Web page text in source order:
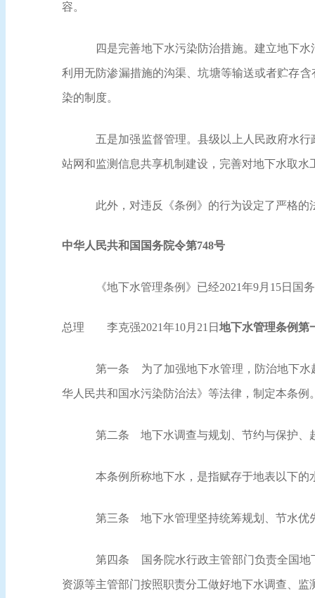
容。
四是完善地下水污染防治措施。建立地下
利用无防渗漏措施的沟渠、坑塘等输送或者贮存
染的制度。
五是加强监督管理。县级以上人民政府水
站网和监测信息共享机制建设，完善对地下水取
此外，对违反《条例》的行为设定了严格的
中华人民共和国国务院令第748号
《地下水管理条例》已经2021年9月15日国
总理 李克强2021年10月21日 地下水管理条例
第一条 为了加强地下水管理，防治地下水
华人民共和国水污染防治法》等法律，制定本条例
第二条 地下水调查与规划、节约与保护、
本条例所称地下水，是指赋存于地表以下的
第三条 地下水管理坚持统筹规划、节水优
第四条 国务院水行政主管部门负责全国地
资源等主管部门按照职责分工做好地下水调查、监